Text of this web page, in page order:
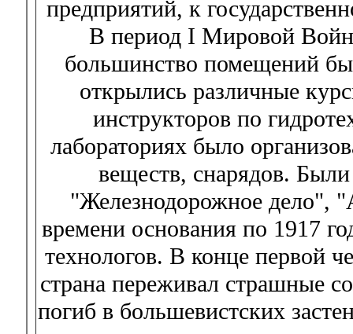
предприятий, к
В период I Мировой
большинство помещений
открылись различные
инструкторов по
лабораториях было
веществ, снарядов.
"Железнодорожное дело",
времени основания по 1917
технологов. В конце первой
страна переживал страшные
погиб в большевистских